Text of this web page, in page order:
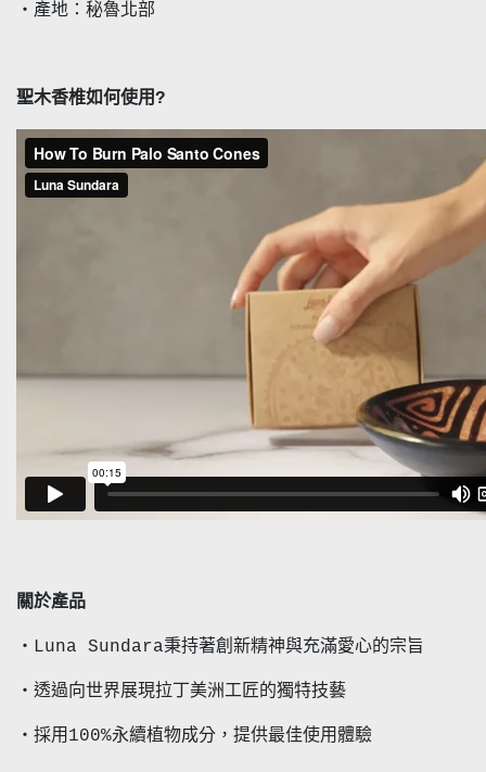
・產地：秘魯北部
聖木香椎如何使用?
關於產品
・Luna Sundara秉持著創新精神與充滿愛心的宗旨
・透過向世界展現拉丁美洲工匠的獨特技藝
・採用100%永續植物成分，提供最佳使用體驗